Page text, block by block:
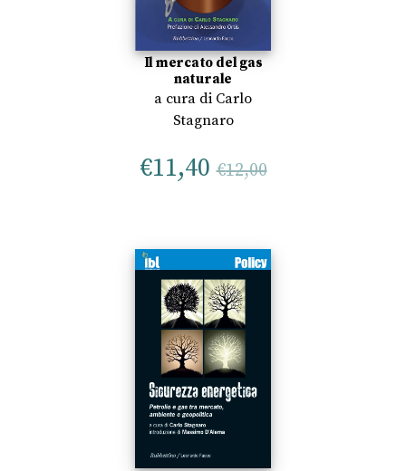
Il mercato del gas
naturale
a cura di Carlo
Stagnaro
€11,40 €12,00